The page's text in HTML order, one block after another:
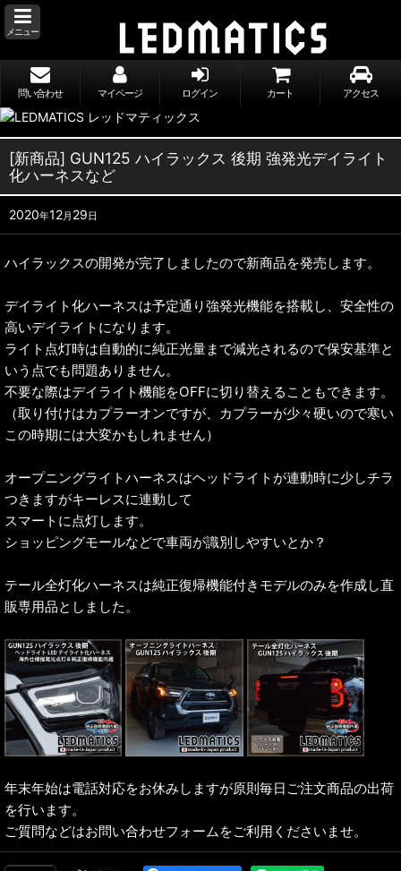
メニュー
問い合わせ マイページ ログイン カート アクセス
[新商品] GUN125 ハイラックス 後期 強発光デイライト
化ハーネスなど
2020年12月 29日
ハイラックスの開発が完了しましたので新商品を発売します。
デイライト化ハーネスは予定通り強発光機能を搭載し、安全性の
高いデイライトになります。
ライト点灯時は自動的に純正光量まで減光されるので保安基準と
いう点でも問題ありません。
不要な際はデイライト機能をOFFに切り替えることもできます。
（取り付けはカプラーオンですが、カプラーが少々硬いので寒い
この時期には大変かもしれません）
オープニングライトハーネスはヘッドライトが連動時に少しチラ
つきますがキーレスに連動して
スマートに点灯します。
ショッピングモールなどで車両が識別しやすいとか？
テール全灯化ハーネスは純正復帰機能付きモデルのみを作成し直
販専用品としました。
年末年始は電話対応をお休みしますが原則毎日ご注文商品の出荷
を行います。
ご質問などはお問い合わせフォームをご利用くださいませ。